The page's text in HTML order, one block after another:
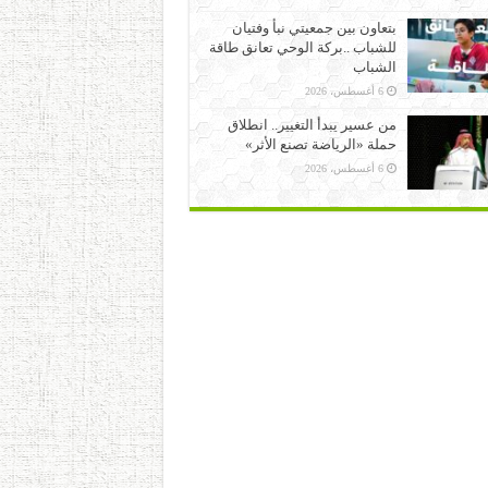
بتعاون بين جمعيتي نبأ وفتيان
للشباب ..بركة الوحي تعانق طاقة
الشباب
6 أغسطس، 2026
من عسير يبدأ التغيير.. انطلاق
حملة «الرياضة تصنع الأثر»
6 أغسطس، 2026